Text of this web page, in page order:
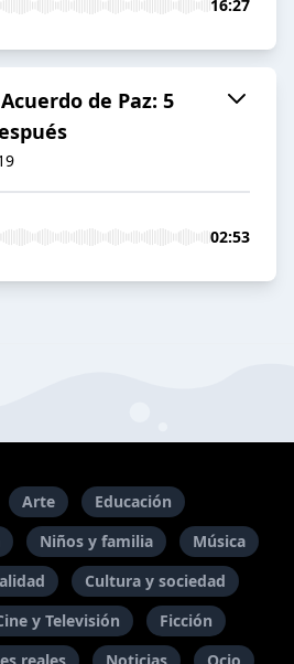
16:27
de Paz: 5
02:53
Arte
Educación
Niños y familia
Música
Cultura y sociedad
y Televisión
Ficción